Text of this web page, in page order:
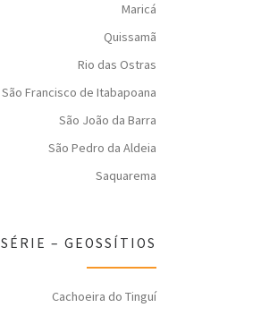
Maricá
Quissamã
Rio das Ostras
São Francisco de Itabapoana
São João da Barra
São Pedro da Aldeia
Saquarema
SÉRIE – GEOSSÍTIOS
Cachoeira do Tinguí